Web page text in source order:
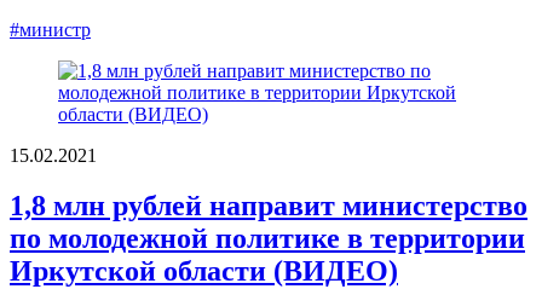
#министр
15.02.2021
1,8 млн рублей направит министерство
по молодежной политике в территории
Иркутской области (ВИДЕО)